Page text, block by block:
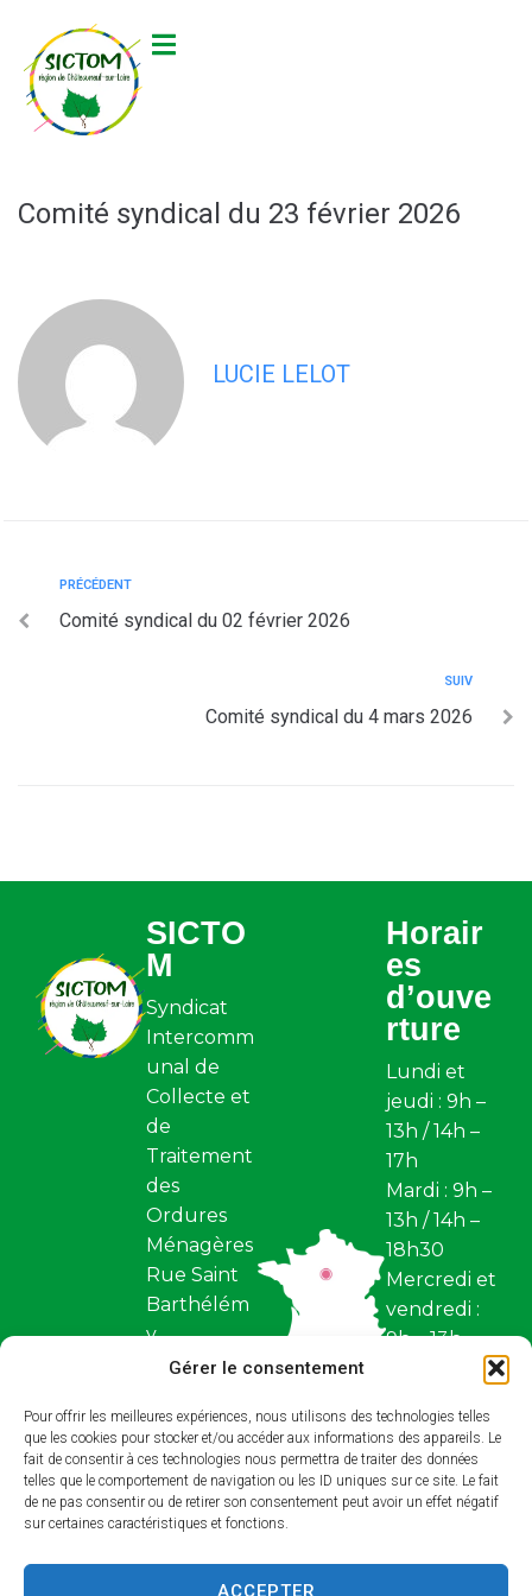
Gérer le consentement
Pour offrir les meilleures expériences, nous utilisons des technologies telles
que les cookies pour stocker et/ou accéder aux informations des appareils. Le
fait de consentir à ces technologies nous permettra de traiter des données
telles que le comportement de navigation ou les ID uniques sur ce site. Le fait
de ne pas consentir ou de retirer son consentement peut avoir un effet négatif
sur certaines caractéristiques et fonctions.
ACCEPTER
Comité syndical du 23 février 2026
LUCIE LELOT
PRÉCÉDENT
Comité syndical du 02 février 2026
SUIV
Comité syndical du 4 mars 2026
SICTO
M
Syndicat
Intercomm
unal de
Collecte et
de
Traitement
des
Ordures
Ménagères
Rue Saint
Barthélém
y
Z.I. Saint
y BP 97
45110,
Châteaune
uf-sur-
Horair
es
d’ouve
rture
Lundi et
jeudi : 9h –
13h / 14h –
17h
Mardi : 9h –
13h / 14h –
18h30
Mercredi et
vendredi :
9h – 13h
dimanche
Restez
conne